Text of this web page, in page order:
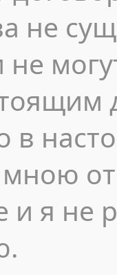
не
не
в
я не